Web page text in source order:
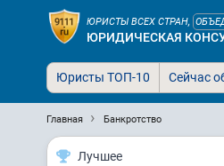
ЮРИСТЫ ВСЕХ СТРАН,
ЮРИДИЧЕСКАЯ
Юристы ТОП-10 Сейчас
Главная Банкротство
Лучшее